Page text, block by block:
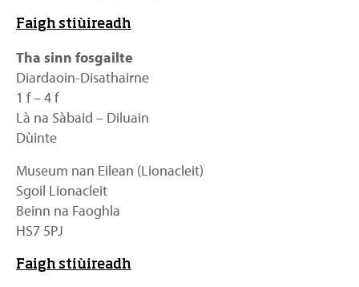
Faigh stiùireadh
Tha sinn fosgailte
Diardaoin-Disathairne
1 f – 4 f
Là na Sàbaid – Diluain
Dùinte
Museum nan Eilean (Lionacleit)
Sgoil Lionacleit
Beinn na Faoghla
HS7 5PJ
Faigh stiùireadh